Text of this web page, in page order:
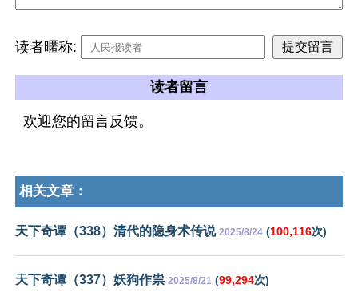
读者暱称:
读者留言
欢迎您的留言反馈。
相关文章：
天下奇谭（338）清代的隐身术传说 2025/8/24 (100,116次)
天下奇谭（337）妖狗作祟 2025/8/21 (99,294次)